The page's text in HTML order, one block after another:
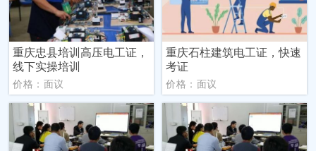
重庆忠县培训高压电工证，
线下实操培训
价格：面议
重庆石柱建筑电工证，快速
考证
价格：面议